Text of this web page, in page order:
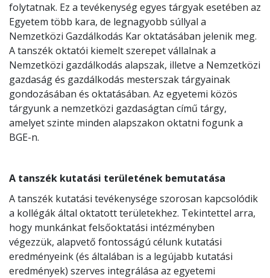
folytatnak. Ez a tevékenység egyes tárgyak esetében az
Egyetem több kara, de legnagyobb súllyal a
Nemzetközi Gazdálkodás Kar oktatásában jelenik meg.
A tanszék oktatói kiemelt szerepet vállalnak a
Nemzetközi gazdálkodás alapszak, illetve a Nemzetközi
gazdaság és gazdálkodás mesterszak tárgyainak
gondozásában és oktatásában. Az egyetemi közös
tárgyunk a nemzetközi gazdaságtan című tárgy,
amelyet szinte minden alapszakon oktatni fogunk a
BGE-n.
A tanszék kutatási területének bemutatása
A tanszék kutatási tevékenysége szorosan kapcsolódik
a kollégák által oktatott területekhez. Tekintettel arra,
hogy munkánkat felsőoktatási intézményben
végezzük, alapvető fontosságú célunk kutatási
eredményeink (és általában is a legújabb kutatási
eredmények) szerves integrálása az egyetemi